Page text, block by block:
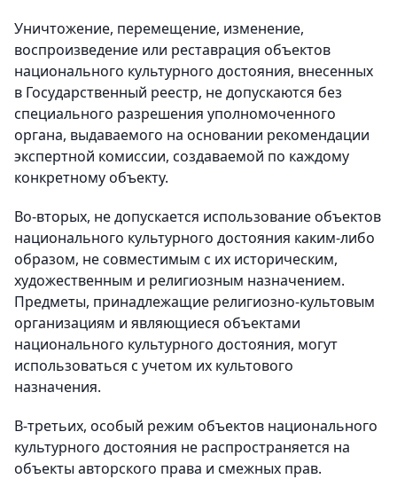
Уничтожение, перемещение, изменение,
воспроизведение или реставрация объектов
национального культурного достояния, внесенных
в Государственный реестр, не допускаются без
специального разрешения уполномоченного
органа, выдаваемого на основании рекомендации
экспертной комиссии, создаваемой по каждому
конкретному объекту.
Во-вторых, не допускается использование объектов
национального культурного достояния каким-либо
образом, не совместимым с их историческим,
художественным и религиозным назначением.
Предметы, принадлежащие религиозно-культовым
организациям и являющиеся объектами
национального культурного достояния, могут
использоваться с учетом их культового
назначения.
В-третьих, особый режим объектов национального
культурного достояния не распространяется на
объекты авторского права и смежных прав.